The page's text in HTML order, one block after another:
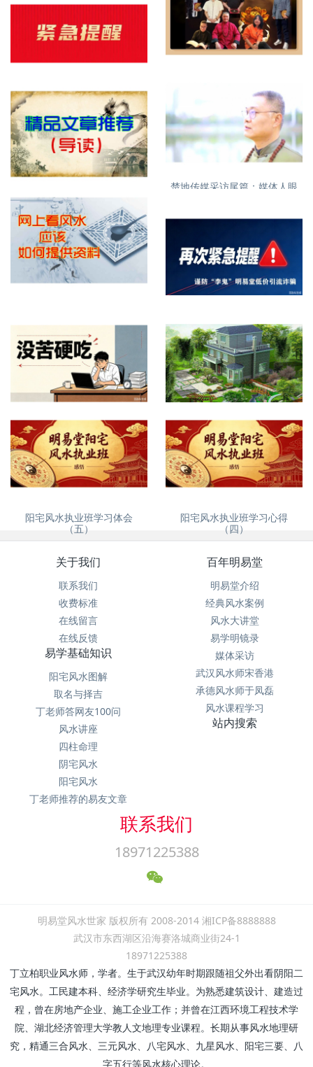
紧急提醒，明易堂有重名，大
家需看清
楚地传媒采访尾篇：媒体人眼
特别推荐精品文章
再次紧急提醒，谨防诈骗
没苦硬吃？ 自建房、别墅风水怎么看
阳宅风水执业班学习体会
（五）
阳宅风水执业班学习心得
（四）
关于我们
联系我们
收费标准
在线留言
在线反馈
百年明易堂
明易堂介绍
经典风水案例
风水大讲堂
易学明镜录
媒体采访
武汉风水师宋香港
承德风水师于凤磊
风水课程学习
易学基础知识
阳宅风水图解
取名与择吉
丁老师答网友100问
风水讲座
四柱命理
阴宅风水
阳宅风水
丁老师推荐的易友文章
站内搜索
联系我们
18971225388
明易堂风水世家 版权所有 2008-2014 湘ICP备8888888
武汉市东西湖区沿海赛洛城商业街24-1
18971225388
丁立柏职业风水师，学者。生于武汉幼年时期跟随祖父外出看阴阳二
宅风水。工民建本科、经济学研究生毕业。为熟悉建筑设计、建造过
程，曾在房地产企业、施工企业工作；并曾在江西环境工程技术学
院、湖北经济管理大学教人文地理专业课程。长期从事风水地理研
究，精通三合风水、三元风水、八宅风水、九星风水、阳宅三要、八
字五行等风水核心理论。